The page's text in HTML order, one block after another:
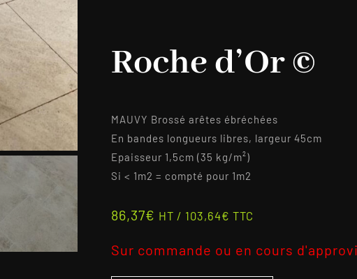
Roche d’Or ©
MAUVY Brossé arêtes ébréchées
En bandes longueurs libres, largeur 45cm
Epaisseur 1,5cm (35 kg/m²)
Si < 1m2 = compté pour 1m2
86,37€ HT / 103,64€ TTC
Sur commande ou en cours